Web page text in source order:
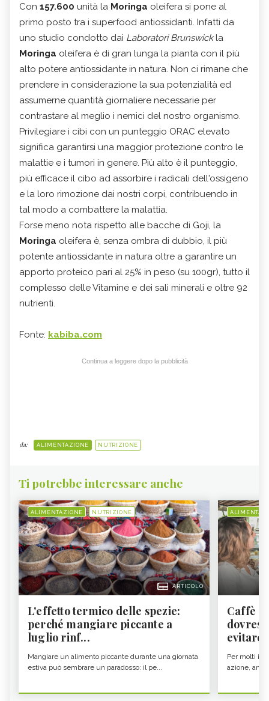
Con 157.600 unità la Moringa oleifera si pone al
primo posto tra i superfood antiossidanti. Infatti da
uno studio condotto dai Laboratori Brunswickla
Moringa oleifera è di gran lunga la pianta con il più
alto potere antiossidante in natura. Non ci rimane che
prendere in considerazione la sua potenzialità ed
assumerne quantità giornaliere necessarie per
contrastare al meglio i nemici del nostro organismo.
Privilegiare i cibi con un punteggio ORAC elevato
significa garantirsi una maggior protezione contro le
malattie e i tumori in genere. Più alto è il punteggio,
più efficace il cibo ad assorbire i radicali dell'ossigeno
e la loro rimozione dai nostri corpi, contribuendo in
tal modo a combattere la malattia.
Forse meno nota rispetto alle bacche di Goji, la
Moringa oleifera è, senza ombra di dubbio, il più
potente antiossidante in natura oltre a garantire un
apporto proteico pari al 25% in peso (su 100gr), tutto il
complesso delle Vitamine e dei sali minerali e oltre 92
nutrienti.
Fonte: kabiba.com
Continua a leggere dopo la pubblicità
da: ALIMENTAZIONE NUTRIZIONE
Ti potrebbe interessare anche
ALIMENTAZIONE NUTRIZIONE
ARTICOLO
L'effetto termico delle spezie:
perché mangiare piccante a
luglio rinf...
Mangiare un alimento piccante durante una giornata
estiva può sembrare un paradosso: il pe...
Caffè
evitare
Per molti il
azione,